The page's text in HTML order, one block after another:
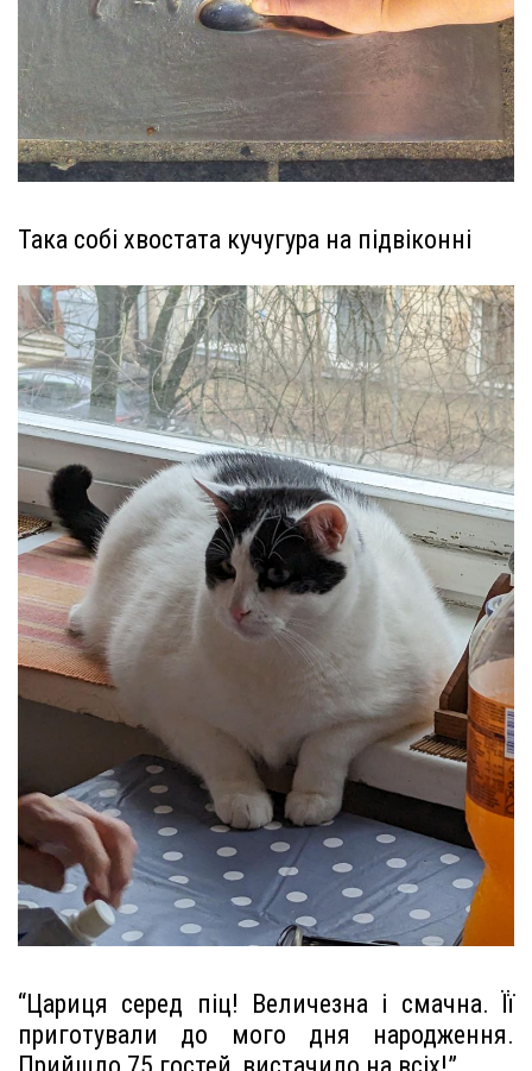
Така собі хвостата кучугура на підвіконні
“Цариця серед піц! Величезна і смачна. Її
приготували до мого дня народження.